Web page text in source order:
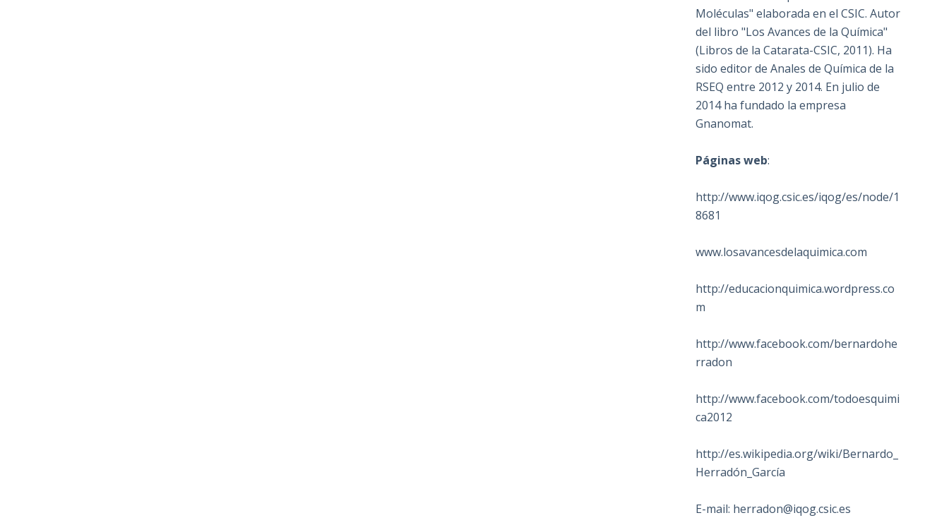
Moléculas" elaborada en el CSIC. Autor
del libro "Los Avances de la Química"
(Libros de la Catarata-CSIC, 2011). Ha
sido editor de Anales de Química de la
RSEQ entre 2012 y 2014. En julio de
2014 ha fundado la empresa
Gnanomat.
Páginas web:
http://www.iqog.csic.es/iqog/es/node/1
8681
www.losavancesdelaquimica.com
http://educacionquimica.wordpress.co
m
http://www.facebook.com/bernardohe
rradon
http://www.facebook.com/todoesquimi
ca2012
http://es.wikipedia.org/wiki/Bernardo_
Herradón_García
E-mail: herradon@iqog.csic.es